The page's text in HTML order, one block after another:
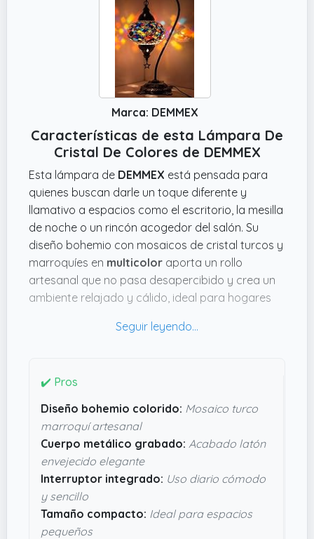
Marca: DEMMEX
Características de esta Lámpara De
Cristal De Colores de DEMMEX
Esta lámpara de DEMMEX está pensada para
quienes buscan darle un toque diferente y
llamativo a espacios como el escritorio, la mesilla
de noche o un rincón acogedor del salón. Su
diseño bohemio con mosaicos de cristal turcos y
marroquíes en multicolor aporta un rollo
artesanal que no pasa desapercibido y crea un
ambiente relajado y cálido, ideal para hogares
latón envejecido y el interruptor integrado
improvisados. Con unas medidas de38.1 cms de
alto x 15.24 cms de largo x 15.24 cms de ancho
y un peso de1.35 kg , se planta bien en cualquier
mesa sin ocupar mucho espacio ni ser un
estorbo. Parece un objeto con bastante carácter
y seguro que no pasa desapercibido, perfecto si
quieres algo con estilo sin complicaciones.
✔️ Pros
Diseño bohemio colorido: Mosaico turco
marroquí artesanal
Cuerpo metálico grabado: Acabado latón
envejecido elegante
Interruptor integrado: Uso diario cómodo
y sencillo
Tamaño compacto: Ideal para espacios
pequeños